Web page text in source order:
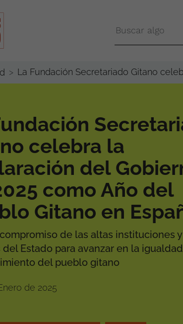
La Fundación Secretariado Gitano
celebra la
del
como Año del
Gitano en
de las altas instituciones
Estado para avanzar en la
del pueblo gitano
de 2025